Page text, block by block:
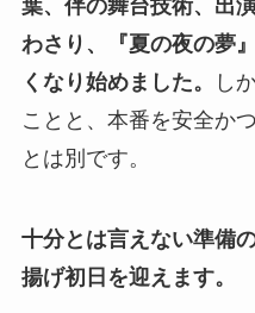
葉、伴の舞台技術、出
わさり、『夏の夜の夢
くなり始めました。
し
ことと、本番を安全か
とは別です。
十分とは言えない準備
揚げ初日を迎えます。